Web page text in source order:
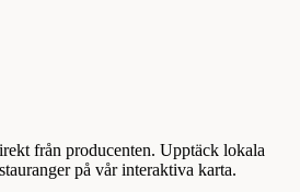
från producenten. Upptäck lokala
på vår interaktiva karta.